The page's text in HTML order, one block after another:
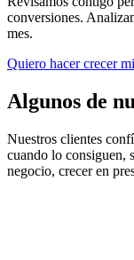
conversiones.
mes.
Quiero hacer crecer
Algunos de
Nuestros clientes
cuando lo consiguen,
negocio, crecer en